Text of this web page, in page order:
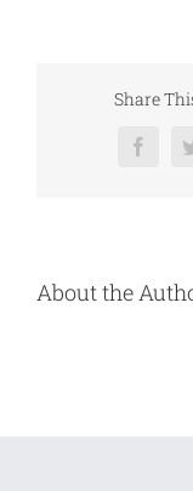
DEBITOARE
GREEN
SOLUTIONS
Share
About the